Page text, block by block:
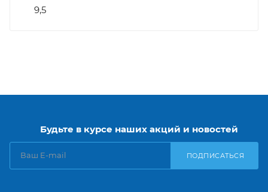
9,5
Будьте в курсе наших акций и новостей
ПОДПИСАТЬСЯ